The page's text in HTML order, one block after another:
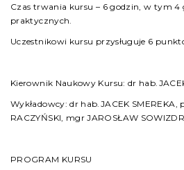
Czas trwania kursu – 6 godzin, w tym 4
praktycznych.
Uczestnikowi kursu przysługuje 6
Kierownik Naukowy Kursu: dr
Wykładowcy: dr hab.JACEK
RACZYŃSKI, mgr JAROSŁAW
PROGRAM KURSU